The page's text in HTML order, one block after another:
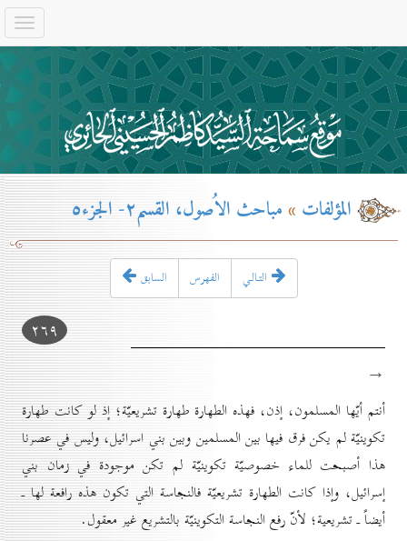
المؤلفات»مباحث الاُصول، القسم۲- الجزء٥
السابق الفهرس التـالـي
۲٦۹
→
أنتم أيّها المسلمون، إذن، فهذه الطهارة طهارة تشريعيّة؛ إذ لو كانت طهارة
تكوينيّة لم يكن فرق فيها بين المسلمين وبين بني اسرائيل، وليس في عصرنا
هذا أصبحت للماء خصوصيّة تكوينيّة لم تكن موجودة في زمان بني
إسرائيل، وإذا كانت الطهارة تشريعيّة فالنجاسة التي تكون هذه رافعة لها ـ
أيضاً ـ تشريعية؛ لأنّ رفع النجاسة التكوينيّة بالتشريع غير معقول.